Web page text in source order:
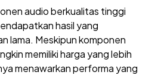
audio berkualitas tinggi
hasil yang
lama. Meskipun komponen
memiliki harga yang lebih
menawarkan performa yang